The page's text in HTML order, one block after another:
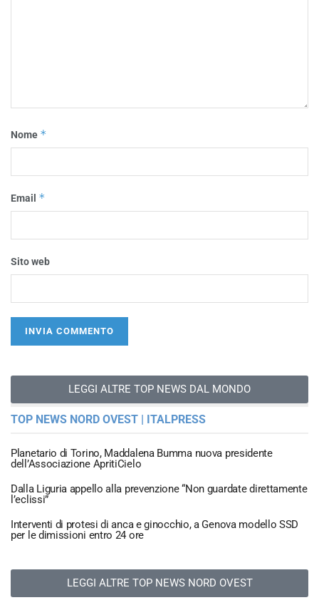
Nome *
Email *
Sito web
LEGGI ALTRE TOP NEWS DAL MONDO
TOP NEWS NORD OVEST | ITALPRESS
Planetario di Torino, Maddalena Bumma nuova presidente
dell’Associazione ApritiCielo
Dalla Liguria appello alla prevenzione “Non guardate direttamente
l’eclissi”
Interventi di protesi di anca e ginocchio, a Genova modello SSD
per le dimissioni entro 24 ore
LEGGI ALTRE TOP NEWS NORD OVEST